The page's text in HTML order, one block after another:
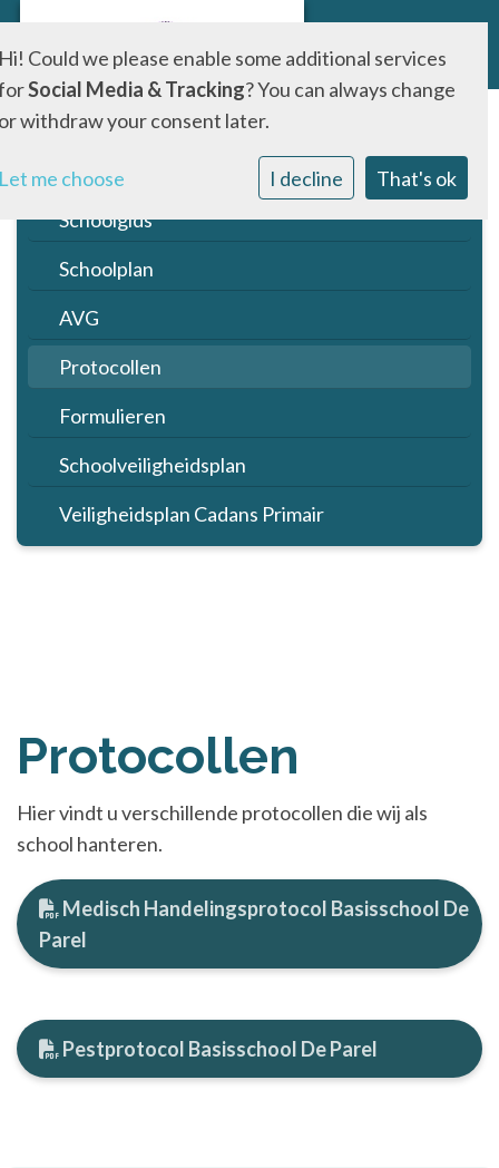
Jaarrooster
Jaarboekje
Schoolgids
Schoolplan
AVG
Protocollen
Formulieren
Schoolveiligheidsplan
Veiligheidsplan Cadans Primair
Protocollen
Hier vindt u verschillende protocollen die wij als
school hanteren.
Medisch Handelingsprotocol Basisschool De
Parel
Pestprotocol Basisschool De Parel
Could we please enable some additional services
Social Media & Tracking? You can always change
withdraw your consent later.
me choose I decline That's ok